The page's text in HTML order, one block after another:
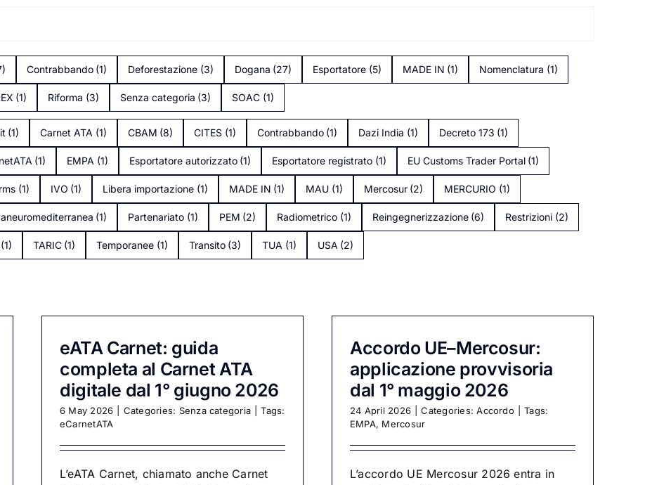
Contrabbando (1) Deforestazione (3) Dogana (27) Esportatore (5) MADE IN (1) Nomenclatura (1)
(1) Riforma (3) Senza categoria (3) SOAC (1)
(1) Carnet ATA (1) CBAM (8) CITES (1) Contrabbando (1) Dazi India (1) Decreto 173 (1)
(1) EMPA (1) Esportatore autorizzato (1) Esportatore registrato (1) EU Customs Trader Portal (1)
(1) IVO (1) Libera importazione (1) MADE IN (1) MAU (1) Mercosur (2) MERCURIO (1)
(1) Partenariato (1) PEM (2) Radiometrico (1) Reingegnerizzazione (6) Restrizioni (2)
(1) TARIC (1) Temporanee (1) Transito (3) TUA (1) USA (2)
eATA Carnet: guida
completa al Carnet ATA
digitale dal 1° giugno 2026
6 May 2026 Categories: Senza categoria
Tags:
eCarnetATA
L’eATA Carnet, chiamato anche Carnet
Accordo UE–Mercosur:
applicazione provvisoria
dal 1° maggio 2026
24 April 2026 Categories:Accordo
Tags:
EMPA, Mercosur
L’accordo UE Mercosur 2026 entra in